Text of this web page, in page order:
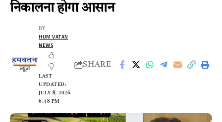
निकालना होगा आसान
LAST
UPDATED:
JULY 8, 2026
6:48 PM
BY
HUM VATAN
NEWS
SHARE